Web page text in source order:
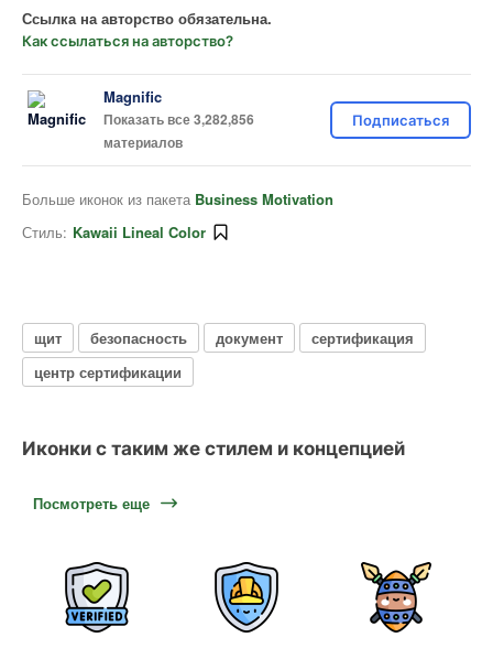
Ссылка на авторство обязательна.
Как ссылаться на авторство?
Magnific
Показать все 3,282,856
материалов
Подписаться
Больше иконок из пакета Business Motivation
Стиль: Kawaii Lineal Color
щит безопасность документ
сертификация
центр сертификации
Иконки с таким же стилем и концепцией
Посмотреть еще